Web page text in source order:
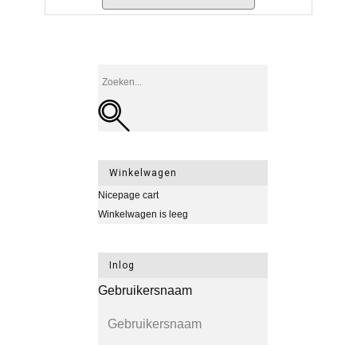
Winkelwagen
Nicepage cart
Winkelwagen is leeg
Inlog
Gebruikersnaam